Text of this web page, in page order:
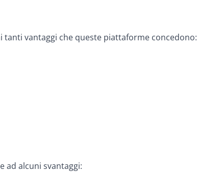
vantaggi che queste piattaforme concedono:
ad alcuni svantaggi: